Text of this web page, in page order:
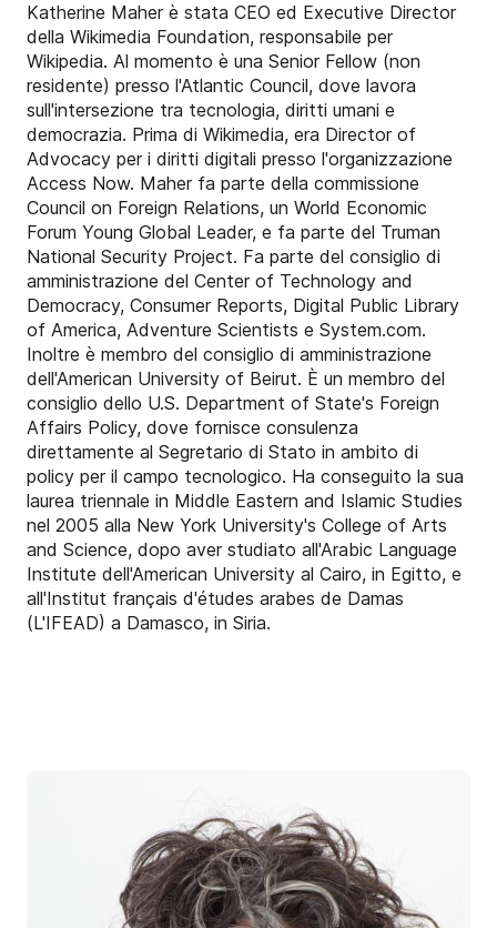
Katherine Maher è stata CEO ed Executive Director
della Wikimedia Foundation, responsabile per
Wikipedia. Al momento è una Senior Fellow (non
residente) presso l'Atlantic Council, dove lavora
sull'intersezione tra tecnologia, diritti umani e
democrazia. Prima di Wikimedia, era Director of
Advocacy per i diritti digitali presso l'organizzazione
Access Now. Maher fa parte della commissione
Council on Foreign Relations, un World Economic
Forum Young Global Leader, e fa parte del Truman
National Security Project. Fa parte del consiglio di
amministrazione del Center of Technology and
Democracy, Consumer Reports, Digital Public Library
of America, Adventure Scientists e System.com.
Inoltre è membro del consiglio di amministrazione
dell'American University of Beirut. È un membro del
consiglio dello U.S. Department of State's Foreign
Affairs Policy, dove fornisce consulenza
direttamente al Segretario di Stato in ambito di
policy per il campo tecnologico. Ha conseguito la sua
laurea triennale in Middle Eastern and Islamic Studies
nel 2005 alla New York University's College of Arts
and Science, dopo aver studiato all'Arabic Language
Institute dell'American University al Cairo, in Egitto, e
all'Institut français d'études arabes de Damas
(L'IFEAD) a Damasco, in Siria.